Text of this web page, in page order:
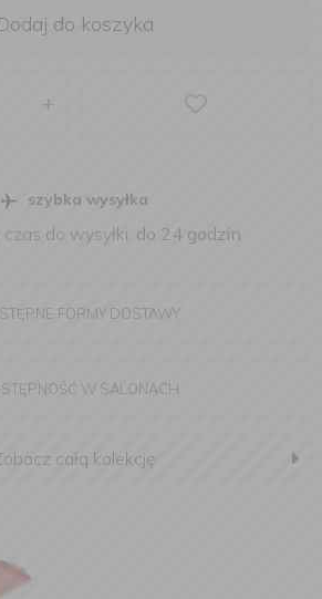
do koszyka
+
szybka wysyłka
do wysyłki: do 24 godzin
FORMY DOSTAWY
W SALONACH
całą kolekcję